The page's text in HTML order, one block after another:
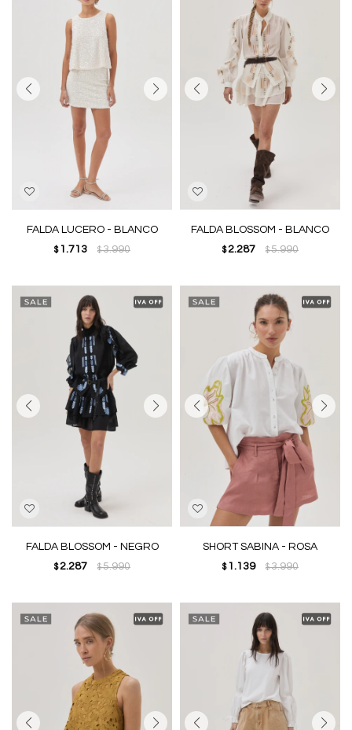
FALDA LUCERO - BLANCO
$ 1.713 $3.990
FALDA BLOSSOM - BLANCO
$ 2.287 $5.990
FALDA BLOSSOM - NEGRO
$ 2.287 $5.990
SHORT SABINA - ROSA
$ 1.139 $3.990